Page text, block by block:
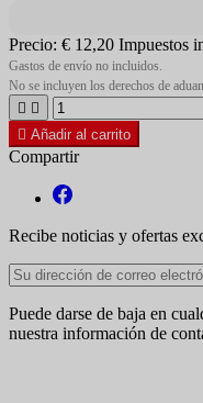
Precio: € 12,20 Impuestos
Gastos de envío no incluidos.
No se incluyen los derechos de
 
 Añadir al carrito
Compartir
Recibe noticias y ofertas
Puede darse de baja en
nuestra información de